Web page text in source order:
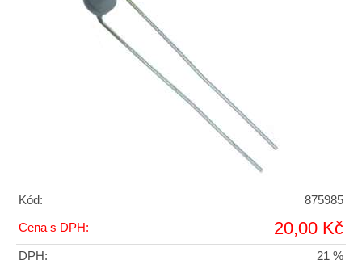
Kód: 875985
Cena s DPH: 20,00 Kč
DPH:
21 %